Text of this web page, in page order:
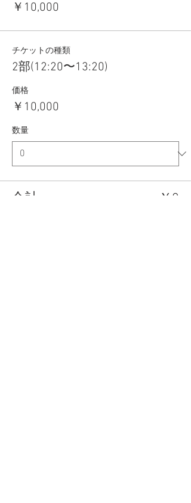
￥10,000
チケットの種類
2部(12:20〜13:20)
価格
￥10,000
数量
合計 ￥0